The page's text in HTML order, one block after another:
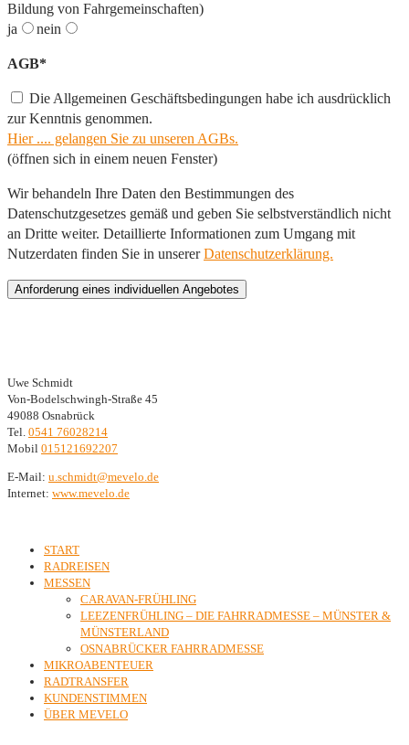
Bildung von Fahrgemeinschaften)
ja
nein
AGB*
Die Allgemeinen Geschäftsbedingungen habe ich ausdrücklich
zur Kenntnis genommen.
Hier .... gelangen Sie zu unseren AGBs.
(öffnen sich in einem neuen Fenster)
Wir behandeln Ihre Daten den Bestimmungen des
Datenschutzgesetzes gemäß und geben Sie selbstverständlich nicht
an Dritte weiter. Detaillierte Informationen zum Umgang mit
Nutzerdaten finden Sie in unsererDatenschutzerklärung.
Bitte lasse dieses Feld leer.
Uwe Schmidt
Von-Bodelschwingh-Straße 45
49088 Osnabrück
Tel. 0541 76028214
Mobil 015121692207
E-Mail: ed.olevem@tdimhcs.u
Internet: www.mevelo.de
START
RADREISEN
MESSEN
CARAVAN-FRÜHLING
LEEZENFRÜHLING – DIE FAHRRADMESSE – MÜNSTER &
MÜNSTERLAND
OSNABRÜCKER FAHRRADMESSE
MIKROABENTEUER
RADTRANSFER
KUNDENSTIMMEN
ÜBER MEVELO